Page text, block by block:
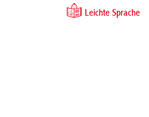
Leichte Sprache